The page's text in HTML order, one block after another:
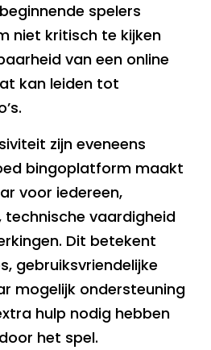
spelers
niet kritisch te kijken
van een online
kan leiden tot
zijn eveneens
bingoplatform maakt
voor iedereen,
vaardigheid
Dit betekent
gebruiksvriendelijke
mogelijk ondersteuning
hulp nodig hebben
het spel.